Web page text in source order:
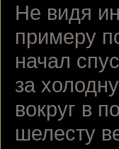
Не видя
примеру
начал
за
вокруг в
шелесту